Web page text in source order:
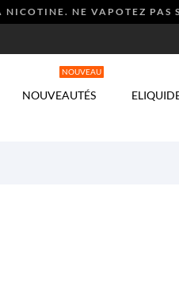
NE VAPOTEZ PAS
NOUVEAUTÉS
NOUVEAU